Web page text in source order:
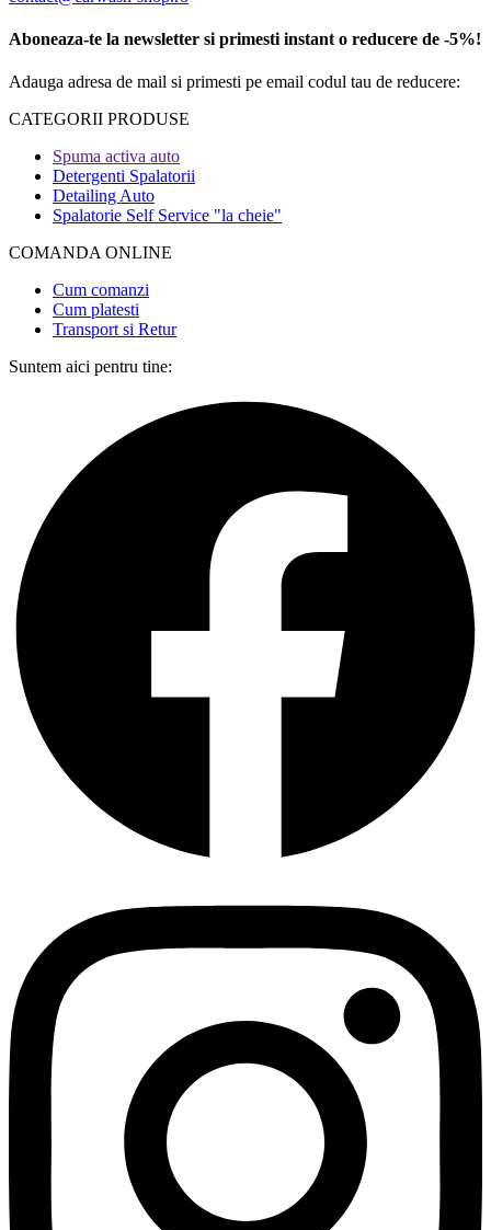
Aboneaza-te la newsletter si primesti instant o reducere de -5%!
Adauga adresa de mail si primesti pe email codul tau de reducere:
CATEGORII PRODUSE​
Spuma activa auto
Detergenti Spalatorii
Detailing Auto
Spalatorie Self Service "la cheie"
COMANDA ONLINE​
Cum comanzi
Cum platesti
Transport si Retur
Suntem aici pentru tine: